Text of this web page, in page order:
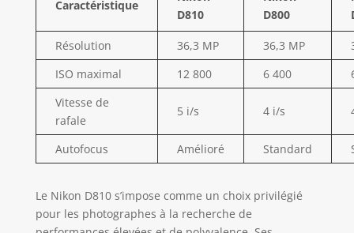
Caractéristique
D810
D800
Résolution 36,3 MP 36,3 MP
ISO maximal
12 800 6 400
Vitesse de
rafale
5 i/s 4 i/s
Autofocus Amélioré Standard
Le Nikon D810 s’impose comme un choix privilégié
pour les photographes à la recherche de